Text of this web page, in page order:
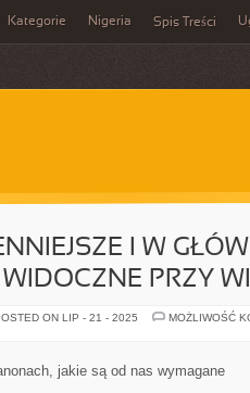
Kategorie Nigeria Spis Treści
I W
WIDOCZNE PRZY
ON LIP - 21 - 2025
MOŻLIWOŚĆ
jakie są od nas wymagane